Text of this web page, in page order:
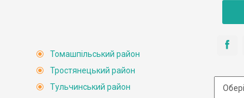
Томашпільський район
Тростянецький район
Тульчинський район